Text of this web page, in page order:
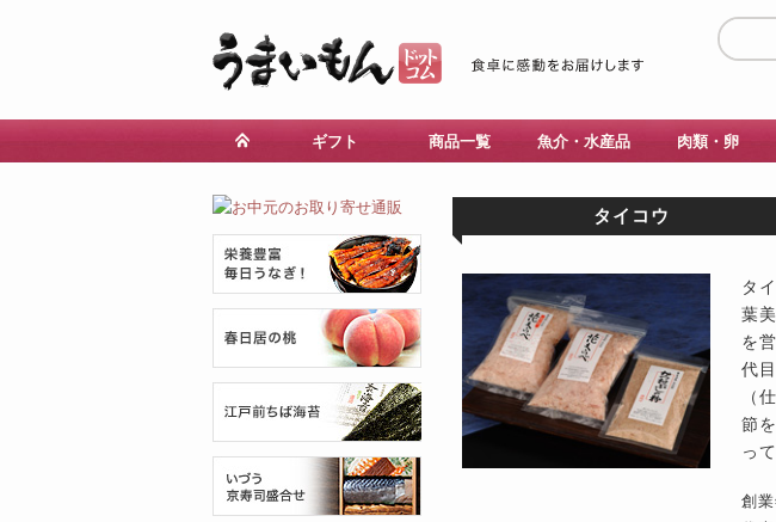
ギフト 商品一覧 魚介・水産品 肉類・卵
タイコウ
タ
葉
を
代
（
節
っ
創